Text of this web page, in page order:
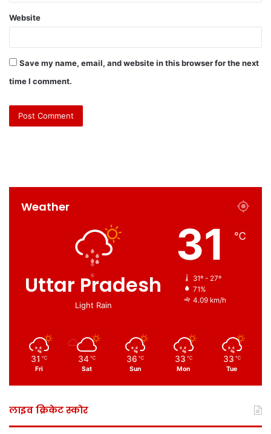
Website
Save my name, email, and website in this browser for the next
time I comment.
Weather
Uttar Pradesh
Light Rain
31 ℃
31º - 27º
71%
4.09 km/h
31 ℃
Fri
34 ℃
Sat
36 ℃
Sun
33 ℃
Mon
33 ℃
Tue
लाइव क्रिकेट स्कोर